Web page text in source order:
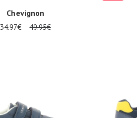
Chevignon
34.97€ 49.95€